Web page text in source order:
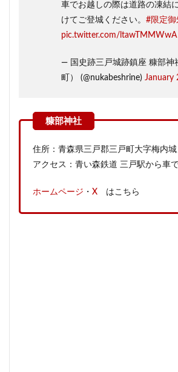
車でお越しの際は道路の凍結
けてご登城ください。 #限定御
pic.twitter.com/ltawTMMWwA
— 国史跡三戸城跡鎮座 糠部神
町） (@nukabeshrine) January
住所：青森県三戸郡三戸町大字梅内
アクセス：青い森鉄道 三戸駅から車
ホームページ ・ X はこちら